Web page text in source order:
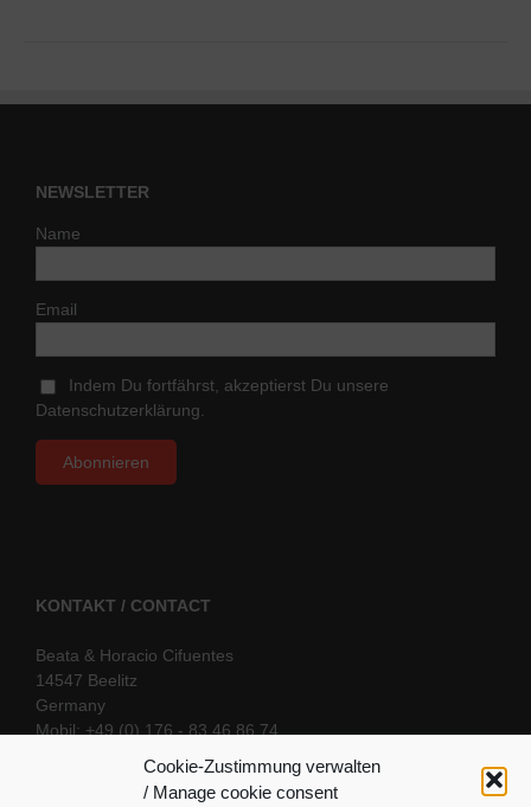
Cookie-Zustimmung verwalten
/ Manage cookie consent
NEWSLETTER
Name
Email
Indem Du fortfährst, akzeptierst Du unsere
Datenschutzerklärung.
KONTAKT / CONTACT
Beata & Horacio Cifuentes
14547 Beelitz
Germany
Mobil: +49 (0) 176 - 83 46 86 74